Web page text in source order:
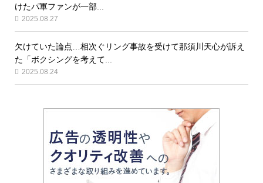
けたパ軍ファンが一部...
2025.08.27
欠けていた論点…相次ぐリング事故を受けて那須川天心が訴え
た「ボクシングを考えて...
2025.08.24